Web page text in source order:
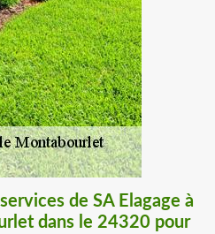
de SA Elagage à
dans le 24320 pour